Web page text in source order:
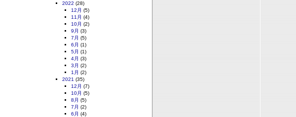
2022 (28)
12月 (5)
11月 (4)
10月 (2)
9月 (3)
7月 (5)
6月 (1)
5月 (1)
4月 (3)
3月 (2)
1月 (2)
2021 (35)
12月 (7)
10月 (5)
8月 (5)
7月 (2)
6月 (4)